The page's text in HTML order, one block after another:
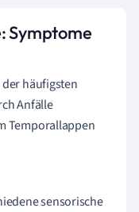
Symptome
der häufigsten
Anfälle
Temporallappen
sensorische